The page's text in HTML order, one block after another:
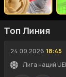
Топ Линия
24.09.2026 18:45